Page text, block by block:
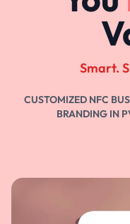
Smart.
CUSTOMIZED NFC
BRANDING IN